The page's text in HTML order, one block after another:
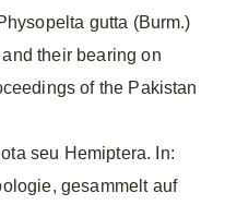
gutta (Burm.)
their bearing on
of the Pakistan
seu Hemiptera. In:
gesammelt auf